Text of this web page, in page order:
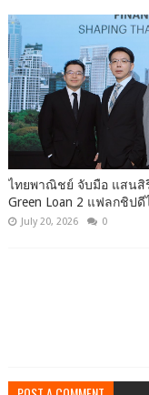
ไทยพาณิชย์ จับมือ แสนสิ
Green Loan 2 แฟลกชิป
July 20, 2026 0